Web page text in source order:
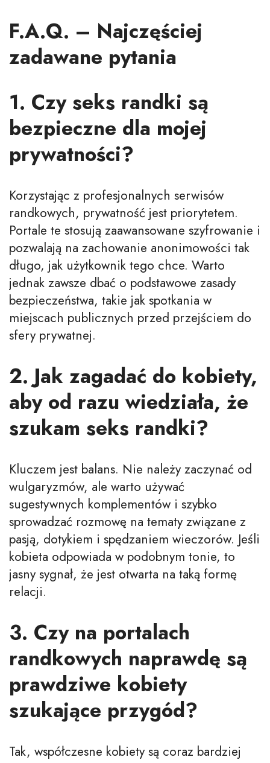
F.A.Q. – Najczęściej
zadawane pytania
1. Czy seks randki są
bezpieczne dla mojej
prywatności?
Korzystając z profesjonalnych serwisów
randkowych, prywatność jest priorytetem.
Portale te stosują zaawansowane szyfrowanie i
pozwalają na zachowanie anonimowości tak
długo, jak użytkownik tego chce. Warto
jednak zawsze dbać o podstawowe zasady
bezpieczeństwa, takie jak spotkania w
miejscach publicznych przed przejściem do
sfery prywatnej.
2. Jak zagadać do kobiety,
aby od razu wiedziała, że
szukam seks randki?
Kluczem jest balans. Nie należy zaczynać od
wulgaryzmów, ale warto używać
sugestywnych komplementów i szybko
sprowadzać rozmowę na tematy związane z
pasją, dotykiem i spędzaniem wieczorów. Jeśli
kobieta odpowiada w podobnym tonie, to
jasny sygnał, że jest otwarta na taką formę
relacji.
3. Czy na portalach
randkowych naprawdę są
prawdziwe kobiety
szukające przygód?
Tak, współczesne kobiety są coraz bardziej